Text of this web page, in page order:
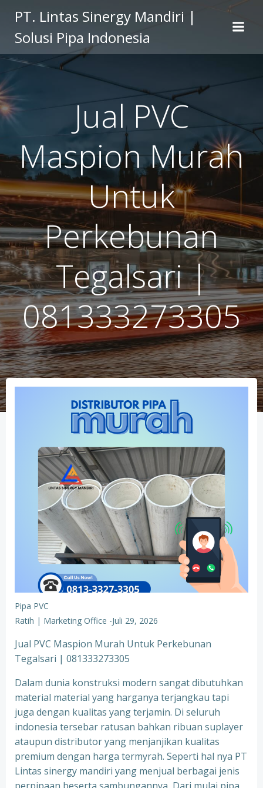
to
content
PT. Lintas Sinergy Mandiri |
Solusi Pipa Indonesia
Jual PVC
Maspion Murah
Untuk
Perkebunan
Tegalsari |
081333273305
Pipa PVC
Ratih | Marketing Office -Juli 29, 2026
Jual PVC Maspion Murah Untuk Perkebunan
Tegalsari | 081333273305
Dalam dunia konstruksi modern sangat dibutuhkan
material material yang harganya terjangkau tapi
juga dengan kualitas yang terjamin. Di seluruh
indonesia tersebar ratusan bahkan ribuan suplayer
ataupun distributor yang menjanjikan kualitas
premium dengan harga termyrah. Seperti hal nya PT
Lintas sinergy mandiri yang menjual berbagai jenis